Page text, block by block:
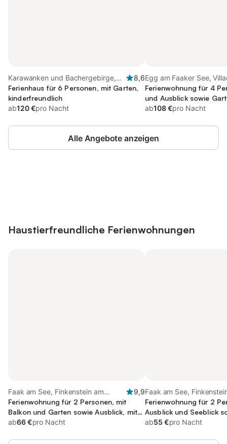
Karawanken und Bachergebirge,
Finkenstein am Faaker See
8,6
Ferienhaus für 6 Personen, mit Garten,
kinderfreundlich
ab120 €pro Nacht
Egg am Faaker See,
Ferienwohnung für 4
und Ausblick sowie
ab108 €pro Nacht
Alle Angebote anzeigen
Haustierfreundliche Ferienwohnungen
Faak am See, Finkenstein am
Faaker See
9,9
Ferienwohnung für 2 Personen, mit
Balkon und Garten sowie Ausblick, mit
Haustier
ab66 €pro Nacht
Faak am See,
Faaker See
Ferienwohnung für 2
Ausblick und Seeblick
ab55 €pro Nacht